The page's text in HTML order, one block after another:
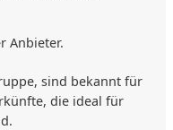
Anbieter.
sind bekannt für
die ideal für